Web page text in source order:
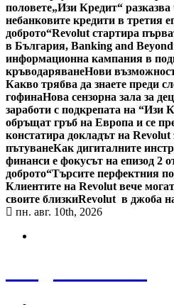
половете„Изи Кредит“
небанковите кредити в третия
доброто“Revolut стартира
в България, Banking and Beyond
информационна кампания в
кръводаряванеНови
Какво трябва да знаете преди
гофинаНова сензорна зала за
заработи с подкрепата на “Изи
обръщат гръб на Европа и се
констатира докладът на Revolut
пътуванеКак дигиталните
финанси е фокусът на епизод 2
доброто“Търсите перфектния
Клиентите на Revolut вече
своите близкиRevolut в джоба
пн. авг. 10th, 2026